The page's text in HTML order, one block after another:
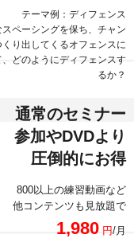
テーマ例：ディフェンス
スペーシングを保ち、チャン
くり出してくるオフェンスに
、どのようにディフェンスす
るか？
通常のセミナー
参加やDVDより
圧倒的にお得
800以上の練習動画など
他コンテンツも見放題で
1,980 円/月